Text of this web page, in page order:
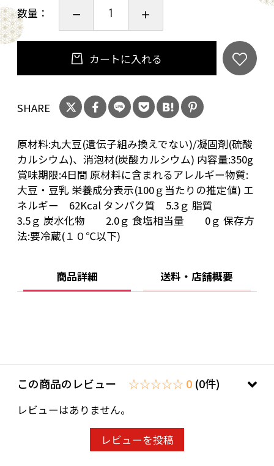
数量：
カートに入れる
SHARE
原材料:丸大豆(遺伝子組み換えでない)/凝固剤(硫酸
カルシウム)、消泡材(炭酸カルシウム) 内容量:350g
賞味期限:4日間 原材料に含まれるアレルギー物質:
大豆・豆乳 栄養成分表示(100ｇ当たりの推定値) エ
ネルギー 62Kcal タンパク質 5.3ｇ 脂質
3.5ｇ 炭水化物 2.0ｇ 食塩相当量 0ｇ 保存方
法:要冷蔵(１０℃以下)
商品詳細 送料・店舗概要
この商品のレビュー ☆☆☆☆☆ 0 (0件)
レビューはありません。
レビューを投稿